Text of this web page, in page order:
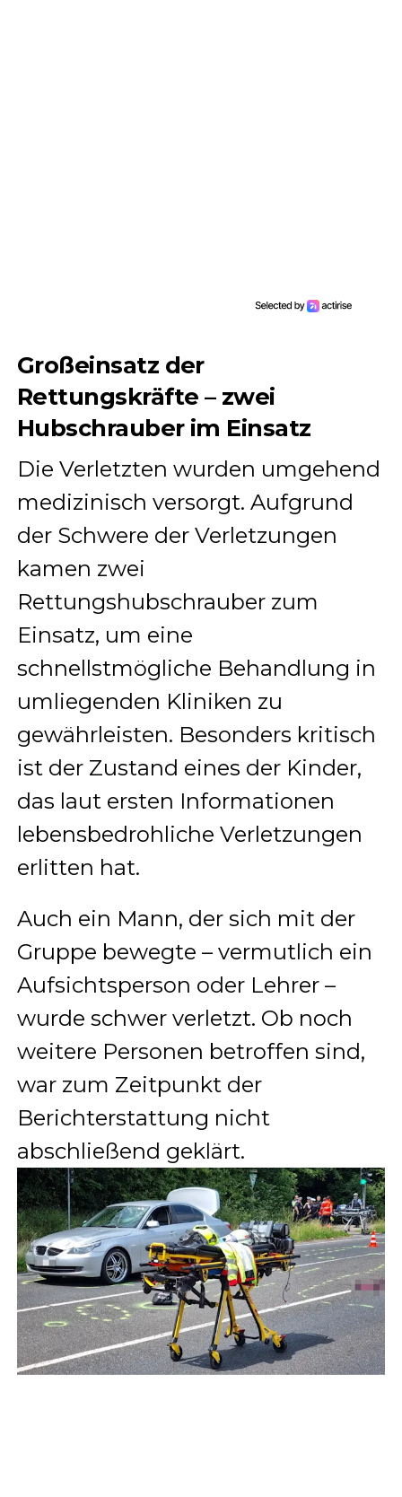
Großeinsatz der
Rettungskräfte – zwei
Hubschrauber im Einsatz
Die Verletzten wurden umgehend
medizinisch versorgt. Aufgrund
der Schwere der Verletzungen
kamen zwei
Rettungshubschrauber zum
Einsatz, um eine
schnellstmögliche Behandlung in
umliegenden Kliniken zu
gewährleisten. Besonders kritisch
ist der Zustand eines der Kinder,
das laut ersten Informationen
lebensbedrohliche Verletzungen
erlitten hat.
Auch ein Mann, der sich mit der
Gruppe bewegte – vermutlich ein
Aufsichtsperson oder Lehrer –
wurde schwer verletzt. Ob noch
weitere Personen betroffen sind,
war zum Zeitpunkt der
Berichterstattung nicht
abschließend geklärt.